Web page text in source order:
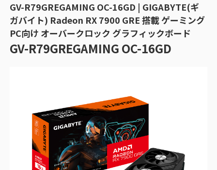
GV-R79GREGAMING OC-16GD | GIGABYTE(ギ
ガバイト) Radeon RX 7900 GRE 搭載 ゲーミング
PC向け オーバークロック グラフィックボード
GV-R79GREGAMING OC-16GD